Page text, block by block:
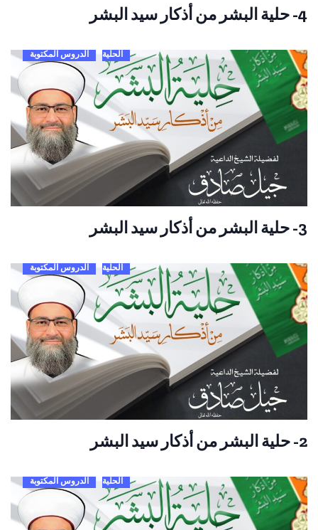
4- حلية البشر من أذكار سيد البشر
الحلية الدروس المكتوبة
3- حلية البشر من أذكار سيد البشر
الحلية الدروس المكتوبة
2- حلية البشر من أذكار سيد البشر
الحلية الدروس المكتوبة